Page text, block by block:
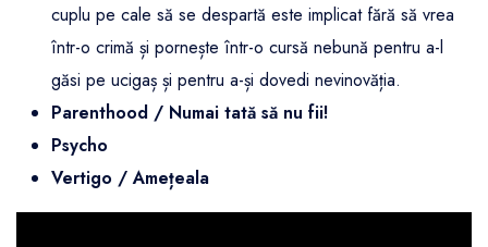
cuplu pe cale să se despartă este implicat fără să vrea
într-o crimă și pornește într-o cursă nebună pentru a-l
găsi pe ucigaș și pentru a-și dovedi nevinovăția.
Parenthood / Numai tată să nu fii!
Psycho
Vertigo / Amețeala